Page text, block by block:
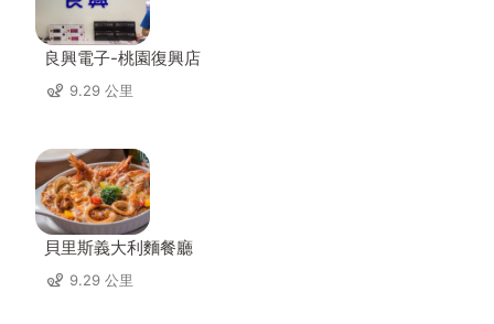
良興電子-桃園復興店
9.29 公里
貝里斯義大利麵餐廳
9.29 公里